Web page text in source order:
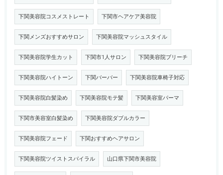
下関美容院コスメストレート 下関市ヘアケア美容院
下関メンズおすすめサロン 下関美容院マッシュスタイル
下関美容院学生カット 下関市1人サロン 下関美容院ブリーチ
下関美容院ハイトーン 下関バーバー 下関美容院車椅子対応
下関美容院白髪染め 下関美容院モテ髪 下関美容室パーマ
下関市美容室白髪染め 下関美容院ダブルカラー
下関美容院フェード 下関おすすめヘアサロン
下関美容院ツイストスパイラル 山口県下関市美容院